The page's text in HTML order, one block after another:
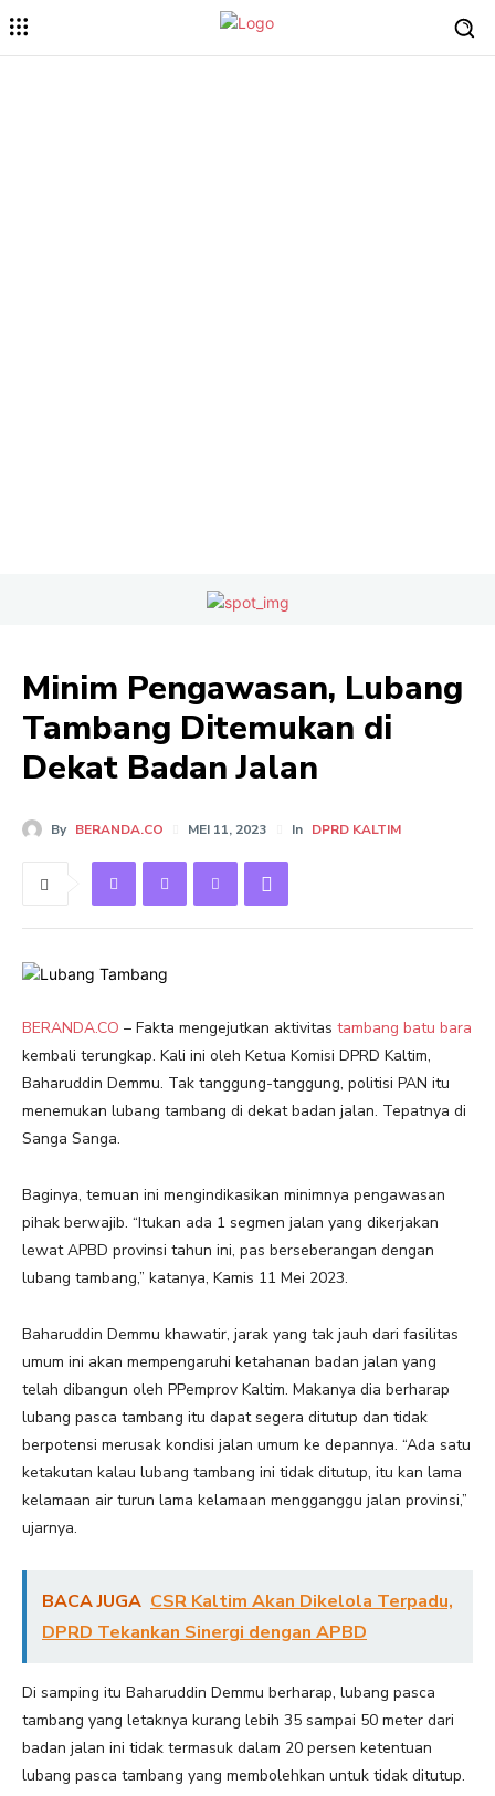
Minim Pengawasan, Lubang
Tambang Ditemukan di
Dekat Badan Jalan
By BERANDA.CO MEI 11, 2023 In DPRD KALTIM
BERANDA.CO – Fakta mengejutkan aktivitas tambang batu bara
kembali terungkap. Kali ini oleh Ketua Komisi DPRD Kaltim,
Baharuddin Demmu. Tak tanggung-tanggung, politisi PAN itu
menemukan lubang tambang di dekat badan jalan. Tepatnya di
Sanga Sanga.
Baginya, temuan ini mengindikasikan minimnya pengawasan
pihak berwajib. “Itukan ada 1 segmen jalan yang dikerjakan
lewat APBD provinsi tahun ini, pas berseberangan dengan
lubang tambang,” katanya, Kamis 11 Mei 2023.
Baharuddin Demmu khawatir, jarak yang tak jauh dari fasilitas
umum ini akan mempengaruhi ketahanan badan jalan yang
telah dibangun oleh PPemprov Kaltim. Makanya dia berharap
lubang pasca tambang itu dapat segera ditutup dan tidak
berpotensi merusak kondisi jalan umum ke depannya. “Ada satu
ketakutan kalau lubang tambang ini tidak ditutup, itu kan lama
kelamaan air turun lama kelamaan mengganggu jalan provinsi,”
ujarnya.
BACA JUGA CSR Kaltim Akan Dikelola Terpadu,
DPRD Tekankan Sinergi dengan APBD
Di samping itu Baharuddin Demmu berharap, lubang pasca
tambang yang letaknya kurang lebih 35 sampai 50 meter dari
badan jalan ini tidak termasuk dalam 20 persen ketentuan
lubang pasca tambang yang membolehkan untuk tidak ditutup.